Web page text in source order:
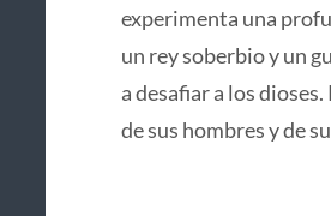
experimenta una
un rey soberbio y un
a desafiar a los
de sus hombres y de